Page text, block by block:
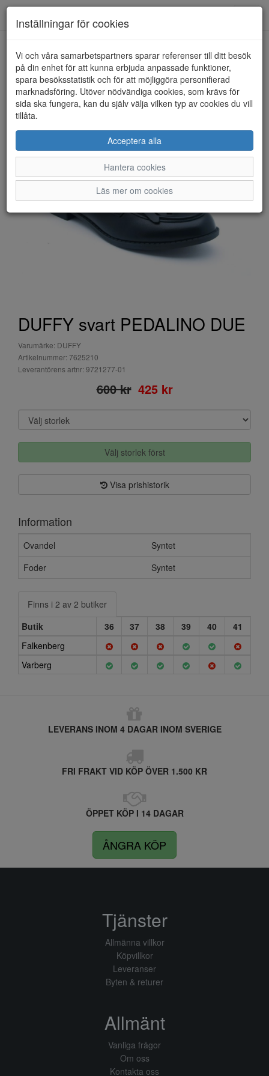
HEM DUFFY
DUFFY svart PEDALINO DUE
Varumärke: DUFFY
Artikelnummer: 7625210
Leverantörens artnr: 9721277-01
600 kr 425 kr
Välj storlek först
Visa prishistorik
Information
Ovandel
Syntet
Foder
Syntet
Finns i 2 av 2 butiker
Butik
36 37 38 39 40
41
Falkenberg
Varberg
LEVERANS INOM 4 DAGAR INOM SVERIGE
FRI FRAKT VID KÖP ÖVER 1.500 KR
ÖPPET KÖP I 14 DAGAR
ÅNGRA KÖP
Inställningar för cookies
Vi och våra samarbetspartners sparar referenser till ditt besök
på din enhet för att kunna erbjuda anpassade funktioner,
spara besöksstatistik och för att möjliggöra personifierad
marknadsföring. Utöver nödvändiga cookies, som krävs för
sida ska fungera, kan du själv välja vilken typ av cookies du vill
tillåta.
Acceptera alla
Hantera cookies
Läs mer om cookies
Tjänster
Allmänna villkor
Köpvillkor
Leveranser
Byten & returer
Allmänt
Vanliga frågor
Om oss
Kontakta oss